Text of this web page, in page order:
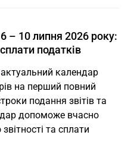
– 10 липня 2026 року:
податків
актуальний календар
на перший повний
подання звітів та
допоможе вчасно
та сплати